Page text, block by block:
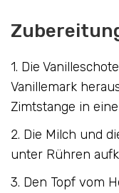
1. Die
Vanillemark
Zimtstange in
2. Die Milch und
unter Rühren
3. Den Topf vom